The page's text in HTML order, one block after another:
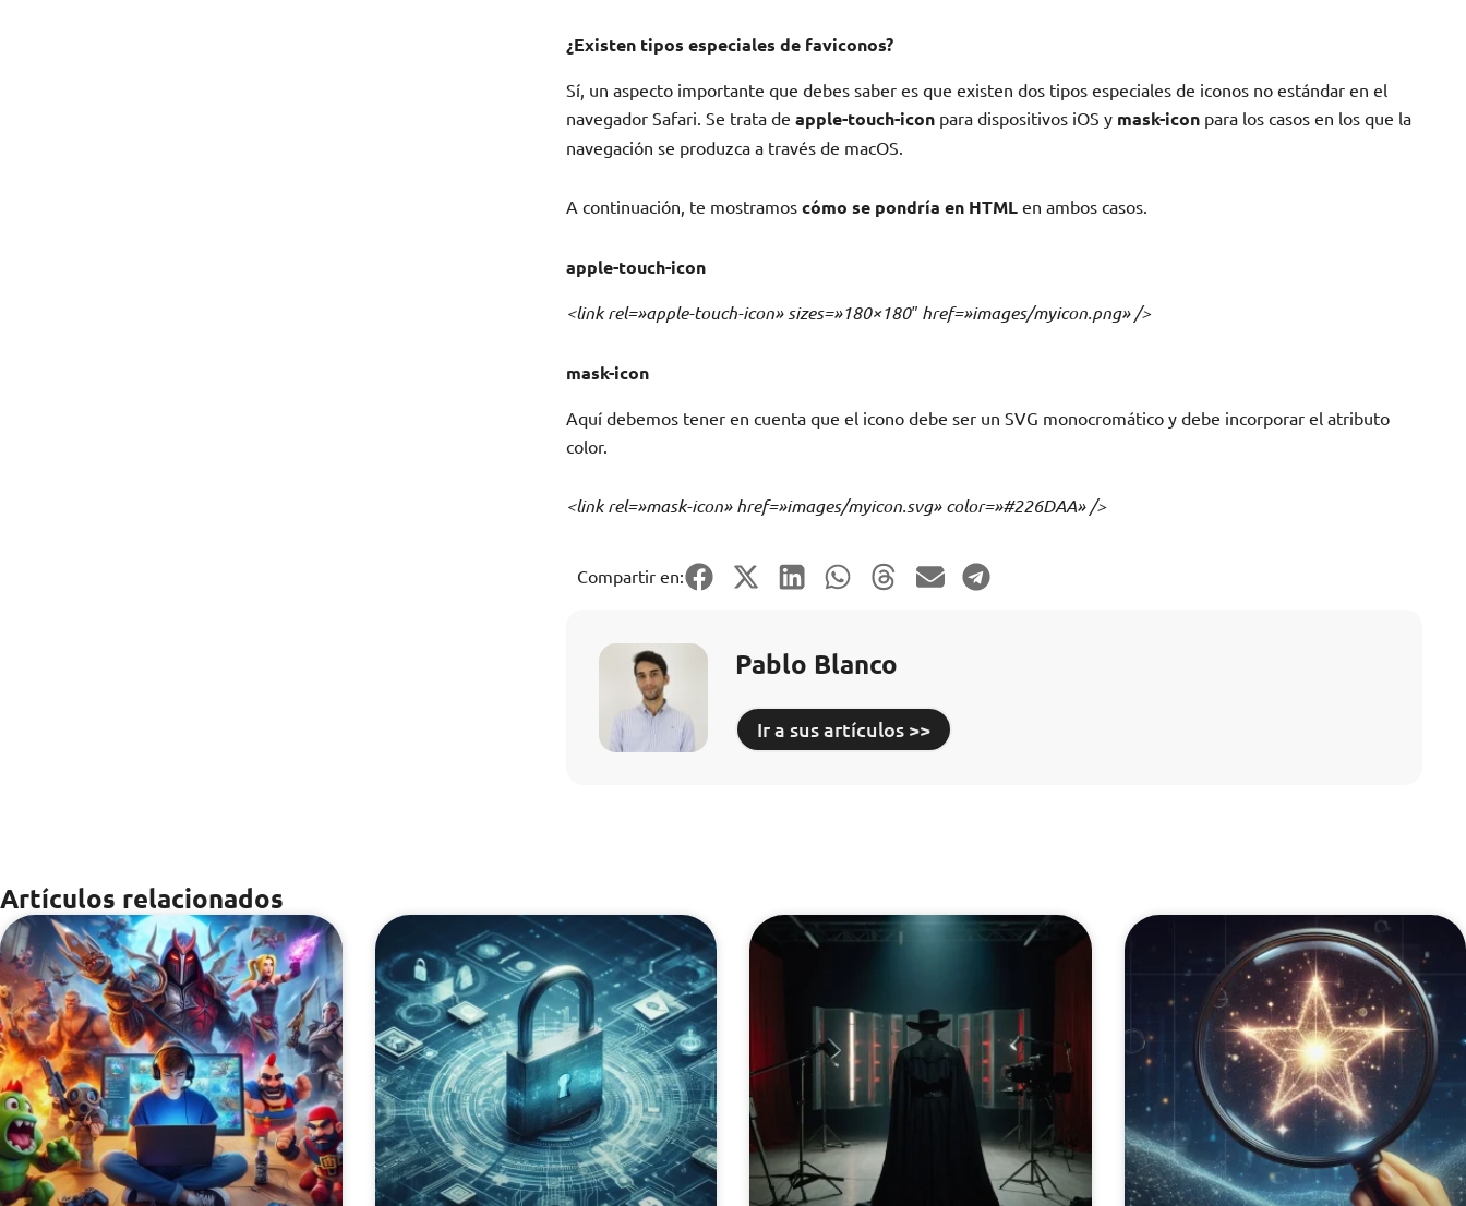
¿Existen tipos especiales de faviconos?
Sí, un aspecto importante que debes saber es que existen dos tipos especiales de iconos no estándar en el
navegador Safari. Se trata de apple-touch-iconpara dispositivos iOS y mask-iconpara los casos en los que la
navegación se produzca a través de macOS.
A continuación, te mostramos cómo se pondría en HTMLen ambos casos.
apple-touch-icon
<link rel=»apple-touch-icon» sizes=»180×180″ href=»images/myicon.png» />
mask-icon
Aquí debemos tener en cuenta que el icono debe ser un SVG monocromático y debe incorporar el atributo
color.
<link rel=»mask-icon» href=»images/myicon.svg» color=»#226DAA» />
Compartir en:
Pablo Blanco
Ir a sus artículos >>
Artículos relacionados